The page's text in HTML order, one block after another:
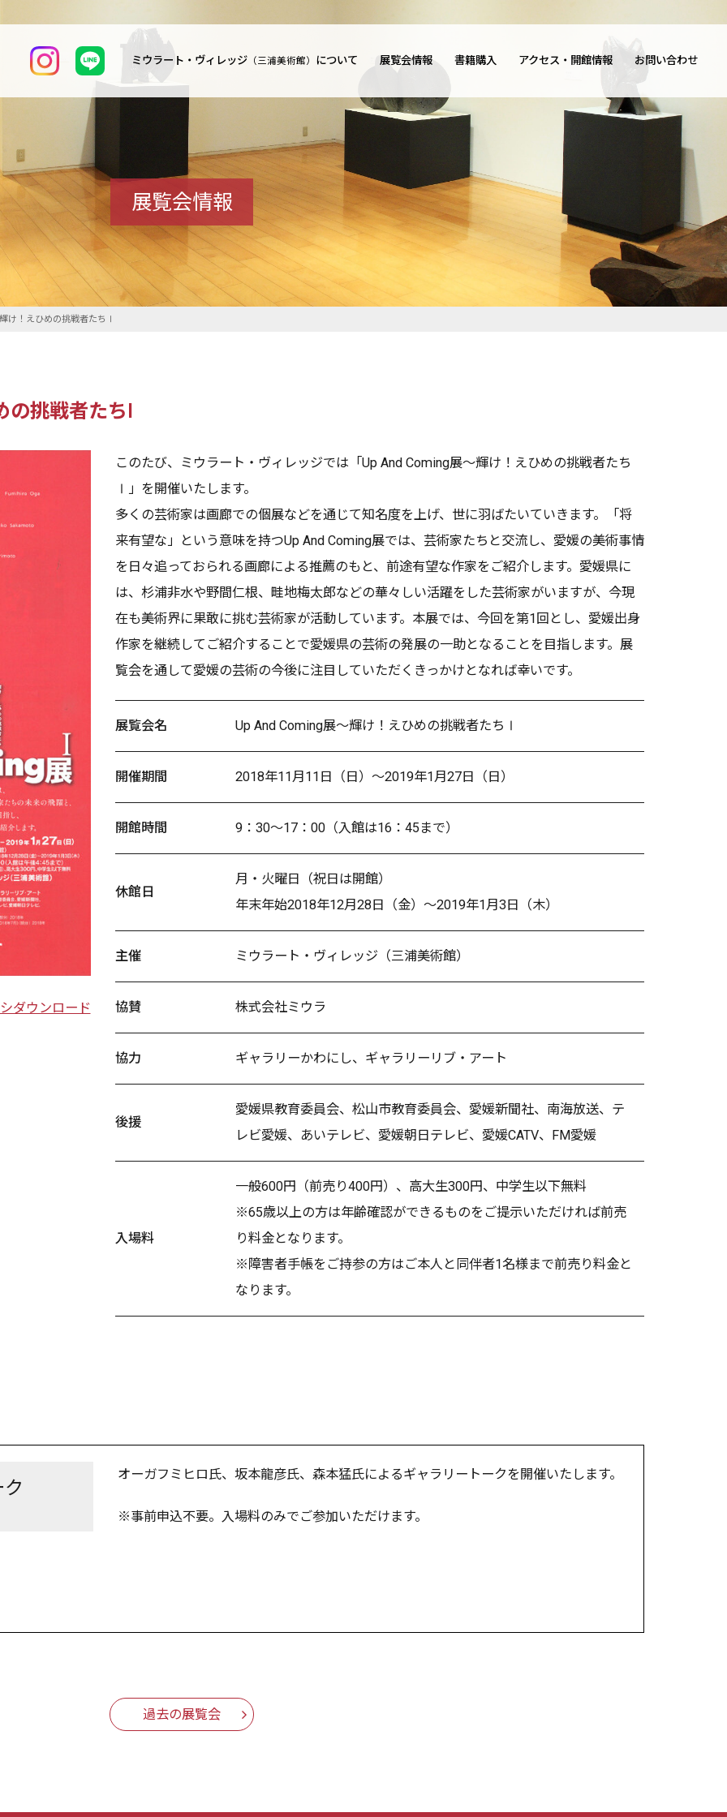
ミウラート・ヴィレッジ （三浦美術館） について 展覧会情報 書籍購入 アクセス・開館情報 お問い合わせ
展覧会情報
！えひめの挑戦者たちⅠ
挑戦者たちⅠ
ダウンロード
このたび、ミウラート・ヴィレッジでは「Up And Coming展～輝け！えひめの挑戦者たち
Ⅰ」を開催いたします。
多くの芸術家は画廊での個展などを通じて知名度を上げ、世に羽ばたいていきます。「将
来有望な」という意味を持つUp And Coming展では、芸術家たちと交流し、愛媛の美術事情
を日々追っておられる画廊による推薦のもと、前途有望な作家をご紹介します。愛媛県に
は、杉浦非水や野間仁根、畦地梅太郎などの華々しい活躍をした芸術家がいますが、今現
在も美術界に果敢に挑む芸術家が活動しています。本展では、今回を第1回とし、愛媛出身
作家を継続してご紹介することで愛媛県の芸術の発展の一助となることを目指します。展
覧会を通して愛媛の芸術の今後に注目していただくきっかけとなれば幸いです。
展覧会名 Up And Coming展～輝け！えひめの挑戦者たちⅠ
開催期間 2018年11月11日（日）～2019年1月27日（日）
開館時間 9：30～17：00（入館は16：45まで）
休館日
月・火曜日（祝日は開館）
年末年始2018年12月28日（金）～2019年1月3日（木）
主催 ミウラート・ヴィレッジ（三浦美術館）
協賛 株式会社ミウラ
協力 ギャラリーかわにし、ギャラリーリブ・アート
後援
愛媛県教育委員会、松山市教育委員会、愛媛新聞社、南海放送、テ
レビ愛媛、あいテレビ、愛媛朝日テレビ、愛媛CATV、FM愛媛
入場料
一般600円（前売り400円）、高大生300円、中学生以下無料
※65歳以上の方は年齢確認ができるものをご提示いただければ前売
り料金となります。
※障害者手帳をご持参の方はご本人と同伴者1名様まで前売り料金と
なります。
オーガフミヒロ氏、坂本龍彦氏、森本猛氏によるギャラリートークを開催いたします。
※事前申込不要。入場料のみでご参加いただけます。
過去の展覧会